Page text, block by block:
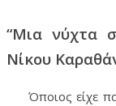
“Μια νύχτα
Νίκου
Όποιος είχε